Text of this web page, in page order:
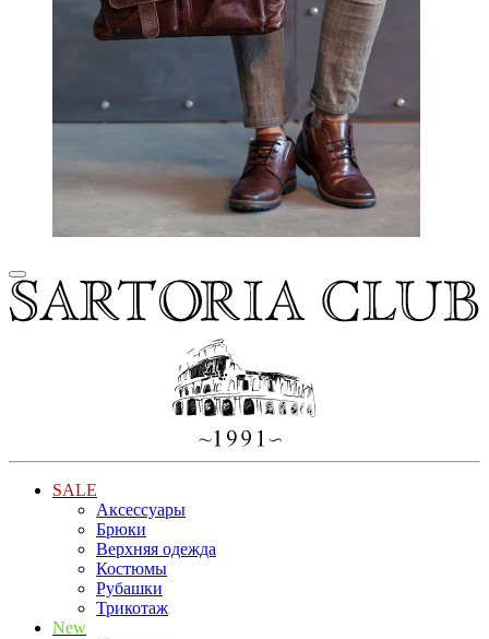
SALE
Аксессуары
Брюки
Верхняя одежда
Костюмы
Рубашки
Трикотаж
New